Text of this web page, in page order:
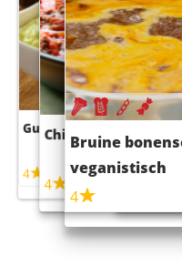
Guacamole
4
Chili con carne
4
Bruine
veganistisch
4
Sushi
4